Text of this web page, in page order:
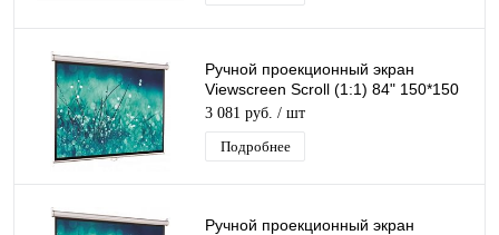
Ручной проекционный экран
Viewscreen Scroll (1:1) 84" 150*150
MW
3 081 руб. / шт
Подробнее
Ручной проекционный экран